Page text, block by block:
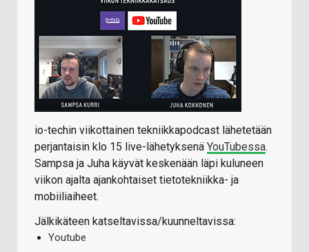
io-techin viikottainen tekniikkapodcast lähetetään
perjantaisin klo 15 live-lähetyksenä YouTubessa.
Sampsa ja Juha käyvät keskenään läpi kuluneen
viikon ajalta ajankohtaiset tietotekniikka- ja
mobiiliaiheet.
Jälkikäteen katseltavissa/kuunneltavissa:
Youtube